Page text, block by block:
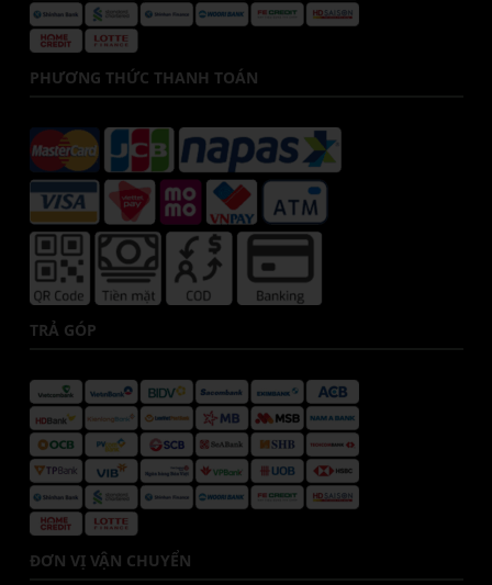
PHƯƠNG THỨC THANH TOÁN
TRẢ GÓP
ĐƠN VỊ VẬN CHUYỂN